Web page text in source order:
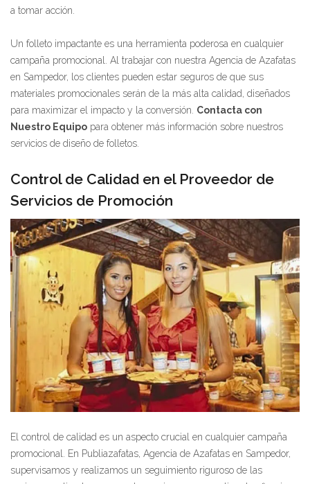
a tomar acción.
Un folleto impactante es una herramienta poderosa en cualquier
campaña promocional. Al trabajar con nuestra Agencia de Azafatas
en Sampedor, los clientes pueden estar seguros de que sus
materiales promocionales serán de la más alta calidad, diseñados
para maximizar el impacto y la conversión. Contacta con
Nuestro Equipo para obtener más información sobre nuestros
servicios de diseño de folletos.
Control de Calidad en el Proveedor de
Servicios de Promoción
El control de calidad es un aspecto crucial en cualquier campaña
promocional. En Publiazafatas, Agencia de Azafatas en Sampedor,
supervisamos y realizamos un seguimiento riguroso de las